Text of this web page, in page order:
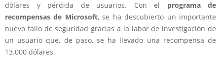
dólares y pérdida de usuarios. Con el programa de
recompensas de Microsoft, se ha descubierto un importante
nuevo fallo de seguridad gracias a la labor de investigación de
un usuario que, de paso, se ha llevado una recompensa de
13.000 dólares.